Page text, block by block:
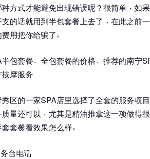
方式才能避免出现错误呢？很简单 ， 如
的话就用到半包套餐上去了 ， 在此之前
用把你给骗了。
包套餐、 全包套餐的价格、 推荐的南宁
摩服务
区的一家SPA店里选择了全套的服务项
量还可以 ， 尤其是精油推拿这一项做得
套餐看效果怎么样。
台电话